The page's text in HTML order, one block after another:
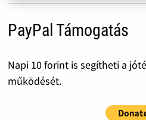
PayPal Támogatás
Napi 10 forint is segítheti a
működését.